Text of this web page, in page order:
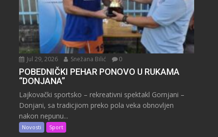
Jul 29, 2026 Snežana Bilić 0
POBEDNIČKI PEHAR PONOVO U RUKAMA
“DONJANA”
Lajkovački sportsko – rekreativni spektakl Gornjani –
Donjani, sa tradicjiom preko pola veka obnovljen
nakon nepunu...
Novosti Sport